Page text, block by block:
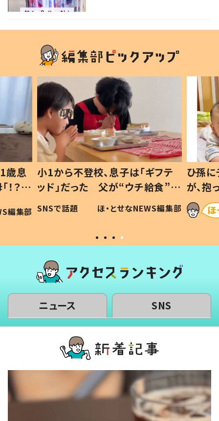
歳息
？」
編集部
小1から不登校、息子は「ギフテ
ッド」だった 父が“ウチ給食”を
作り続ける理由とは #令和の親
#令和の子
SNSで話題 ほ・とせなNEWS編集部
ひ孫
が、
「涙が
い」
ニュース SNS